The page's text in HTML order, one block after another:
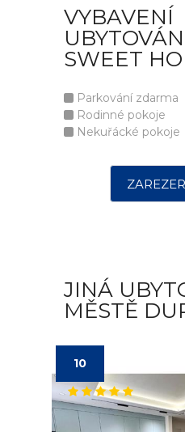
VYBAVENÍ
SWEET
Parkování zdarma
Rodinné pokoje
Nekuřácké pokoje
JINÁ
MĚSTĚ
10